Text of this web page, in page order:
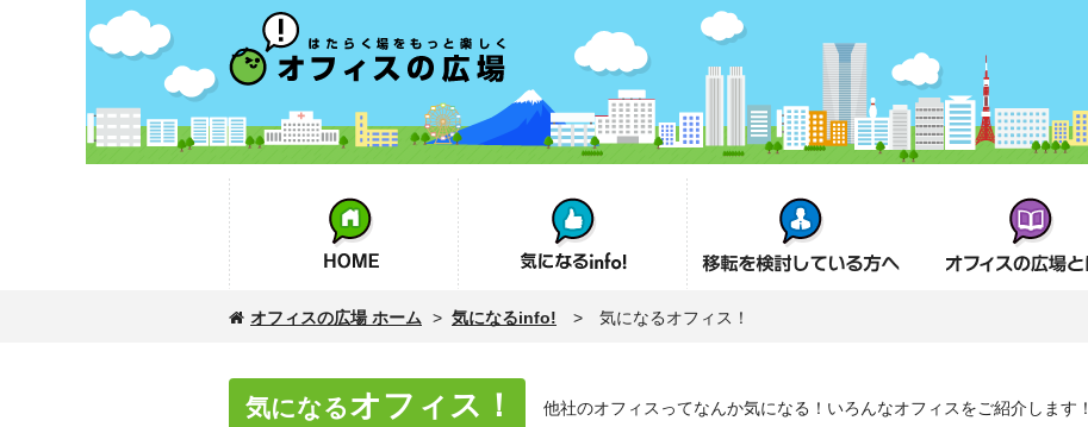
オフィスの広場 ホーム > 気になるinfo! > 気になるオフィス！
気になるオフィス！ 他社のオフィスってなんか気になる！いろんなオフィスをご紹介します！